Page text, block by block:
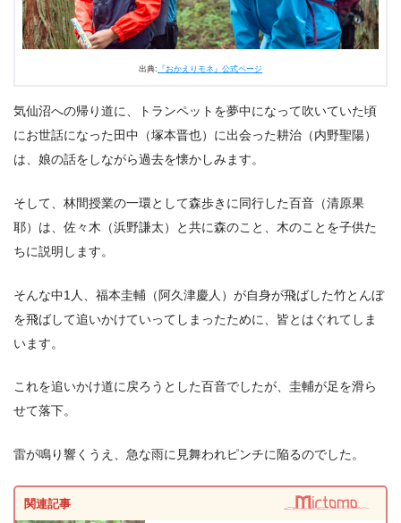
出典: 『おかえりモネ』公式ページ
気仙沼への帰り道に、トランペットを夢中になって吹いていた頃
にお世話になった田中（塚本晋也）に出会った耕治（内野聖陽）
は、娘の話をしながら過去を懐かしみます。
そして、林間授業の一環として森歩きに同行した百音（清原果
耶）は、佐々木（浜野謙太）と共に森のこと、木のことを子供た
ちに説明します。
そんな中1人、福本圭輔（阿久津慶人）が自身が飛ばした竹とんぼ
を飛ばして追いかけていってしまったために、皆とはぐれてしま
います。
これを追いかけ道に戻ろうとした百音でしたが、圭輔が足を滑ら
せて落下。
雷が鳴り響くうえ、急な雨に見舞われピンチに陥るのでした。
関連記事